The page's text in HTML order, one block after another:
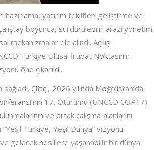
hazırlama, yatırım teklifleri geliştirme ve
boyunca, sürdürülebilir arazi yönetimi
mekanizmalar ele alındı. Açılış
Türkiye Ulusal İrtibat Noktasının
öne çıkarıldı.
Çiftçi, 2026 yılında Moğolistan’da
17. Oturumu (UNCCD COP17)
ve ortak çalışma alanlarını
Türkiye, Yeşil Dünya” vizyonu
gelecek nesillere yaşanabilir bir dünya